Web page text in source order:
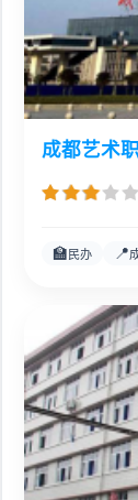
成都艺术
🏫 民办 📍